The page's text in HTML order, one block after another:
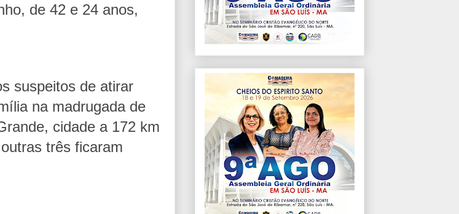
de 42 e 24 anos,
suspeitos de atirar
na madrugada de
cidade a 172 km
três ficaram